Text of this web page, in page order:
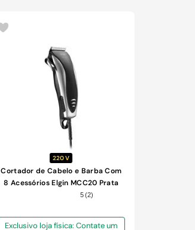
COMPRAR
220 V
Cortador de Cabelo e Barba Com
8 Acessórios Elgin MCC20 Prata
5(2)
Exclusivo loja física: Contate um